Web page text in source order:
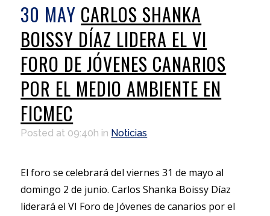
30 MAY CARLOS SHANKA
BOISSY DÍAZ LIDERA EL VI
FORO DE JÓVENES CANARIOS
POR EL MEDIO AMBIENTE EN
FICMEC
Posted at 09:40h in Noticias
El foro se celebrará del viernes 31 de mayo al
domingo 2 de junio. Carlos Shanka Boissy Díaz
liderará el VI Foro de Jóvenes de canarios por el